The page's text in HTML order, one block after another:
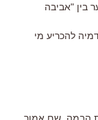
בין "אביבה
להכריע מי